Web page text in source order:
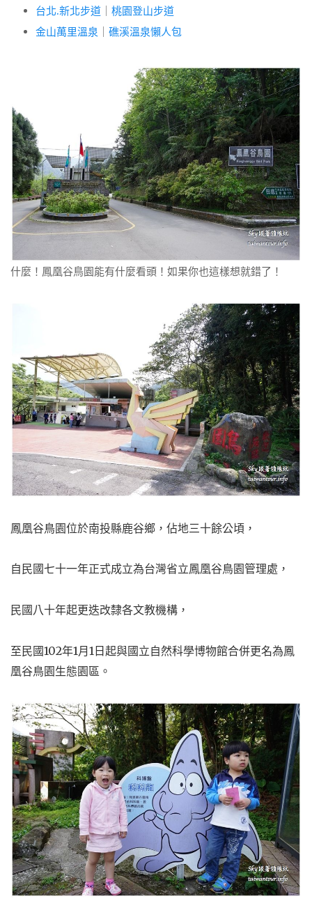
台北.新北步道
桃園登山步道
金山萬里溫泉
礁溪溫泉懶人包
什麼！鳳凰谷鳥園能有什麼看頭！如果你也這樣想就錯了！
鳳凰谷鳥園位於南投縣鹿谷鄉，佔地三十餘公頃，
自民國七十一年正式成立為台灣省立鳳凰谷鳥園管理處，
民國八十年起更迭改隸各文教機構，
至民國102年1月1日起與國立自然科學博物館合併更名為鳳
凰谷鳥園生態園區。